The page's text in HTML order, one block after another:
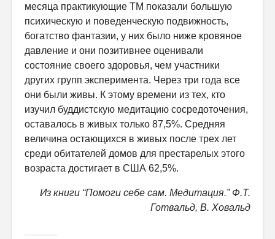
месяца практикующие ТМ показали большую
психическую и поведенческую подвижность,
богатство фантазии, у них было ниже кровяное
давление и они позитивнее оценивали
состояние своего здоровья, чем участники
других групп эксперимента. Через три года все
они были живы. К этому времени из тех, кто
изучил буддистскую медитацию сосредоточения,
оставалось в живых только 87,5%. Средняя
величина остающихся в живых после трех лет
среди обитателей домов для престарелых этого
возраста достигает в США 62,5%.
Из книги “Помоги себе сам. Медитация.” Ф.Т.
Готвальд, В. Ховальд